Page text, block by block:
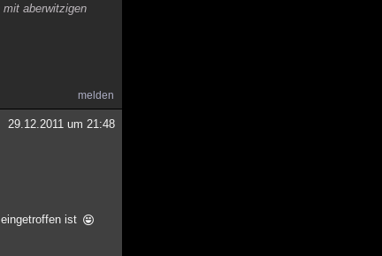
aberwitzigen
melden
29.12.2011 um 21:48
ist